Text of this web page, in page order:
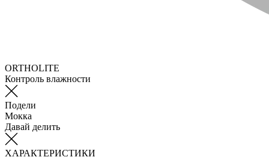
ORTHOLITE
Контроль влажности
Подели
Мокка
Давай делить
ХАРАКТЕРИСТИКИ